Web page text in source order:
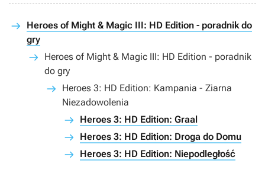
Heroes of Might & Magic III: HD Edition - poradnik do
gry
Heroes of Might & Magic III: HD Edition - poradnik
do gry
Heroes 3: HD Edition: Kampania - Ziarna
Niezadowolenia
Heroes 3: HD Edition: Graal
Heroes 3: HD Edition: Droga do Domu
Heroes 3: HD Edition: Niepodległość